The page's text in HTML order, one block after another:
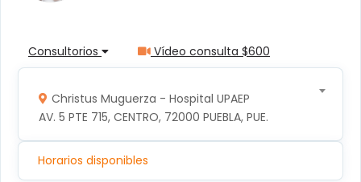
Consultorios Vídeo consulta $600
Christus Muguerza - Hospital UPAEP
AV. 5 PTE 715, CENTRO, 72000 PUEBLA, PUE.
Horarios disponibles